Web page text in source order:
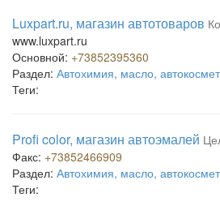
Luxpart.ru, магазин автотоваров
www.luxpart.ru
Основной: +73852395360
Раздел: Автохимия, масло,
Теги:
Profi color, магазин автоэмалей
Факс: +73852466909
Раздел: Автохимия, масло,
Теги: